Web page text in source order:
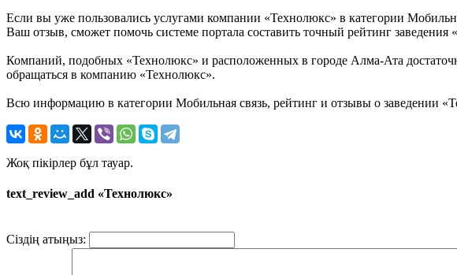
Если вы уже пользовались услугами компании «Технолюкс» в категории
Ваш отзыв, сможет помочь системе портала составить точный рейтинг
Компаний, подобных «Технолюкс» и расположенных в городе Алма-Ата
обращаться в компанию «Технолюкс».
Всю информацию в категории Мобильная связь, рейтинг и отзывы о заведении
Жоқ пікірлер бұл тауар.
text_review_add «Технолюкс»
Сіздің атыңыз: